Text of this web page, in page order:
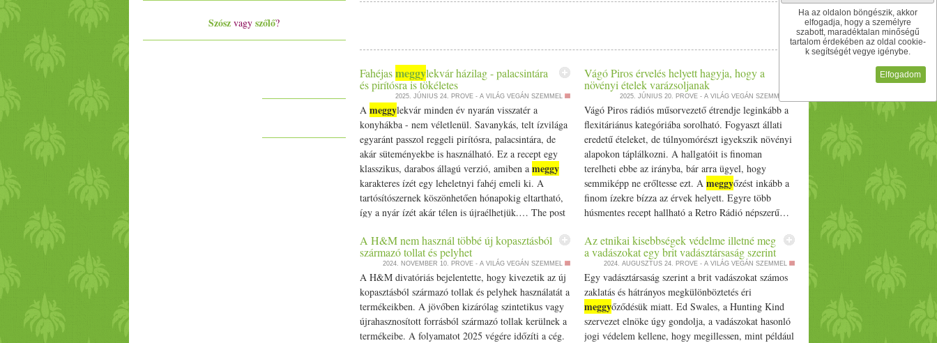
Szósz vagy szőlő?
Fahéjasmeggylekvár házilag - palacsintára
és pirítósra is tökéletes
2025. JÚNIUS 24. PROVE - A VILÁG VEGÁN SZEMMEL
A meggylekvár minden év nyarán visszatér a
konyhákba - nem véletlenül. Savanykás, telt ízvilága
egyaránt passzol reggeli pirítósra, palacsintára, de
akár süteményekbe is használható. Ez a recept egy
klasszikus, darabos állagú verzió, amiben a meggy
karakteres ízét egy leheletnyi fahéj emeli ki. A
tartósítószernek köszönhetően hónapokig eltartható,
így a nyár ízét akár télen is újraélhetjük.… The post
pirítósra is tökéletes appeared first on Prove.hu.
A H&M nem használ többé új kopasztásból
származó tollat és pelyhet
2024. NOVEMBER 10. PROVE - A VILÁG VEGÁN SZEMMEL
A H&M divatóriás bejelentette, hogy kivezetik az új
kopasztásból származó tollak és pelyhek használatát a
termékeikben. A jövőben kizárólag szintetikus vagy
újrahasznosított forrásból származó tollak kerülnek a
termékeibe. A folyamatot 2025 végére időzíti a cég.
Vágó Piros érvelés helyett hagyja, hogy a
növényi ételek varázsoljanak
2025. JÚNIUS 20. PROVE - A VILÁG VEGÁN SZEMMEL
Vágó Piros rádiós műsorvezető étrendje leginkább a
flexitáriánus kategóriába sorolható. Fogyaszt állati
eredetű ételeket, de túlnyomórészt igyekszik növényi
alapokon táplálkozni. A hallgatóit is finoman
terelheti ebbe az irányba, bár arra ügyel, hogy
semmiképp ne erőltesse ezt. A meggyőzést inkább a
finom ízekre bízza az érvek helyett. Egyre több
húsmentes recept hallható a Retro Rádió népszerű…
növényi ételek varázsoljanak appeared first on
Prove.hu.
Az etnikai kisebbségek védelme illetné meg
a vadászokat egy brit vadásztársaság szerint
2024. AUGUSZTUS 24. PROVE - A VILÁG VEGÁN SZEMMEL
Egy vadásztársaság szerint a brit vadászokat számos
zaklatás és hátrányos megkülönböztetés éri
meggyőződésük miatt. Ed Swales, a Hunting Kind
szervezet elnöke úgy gondolja, a vadászokat hasonló
jogi védelem kellene, hogy megillessen, mint például
Ha az oldalon böngészik, akkor
elfogadja, hogy a személyre
szabott, maradéktalan minőségű
tartalom érdekében az oldal cookie-
k segítségét vegye igénybe.
Elfogadom